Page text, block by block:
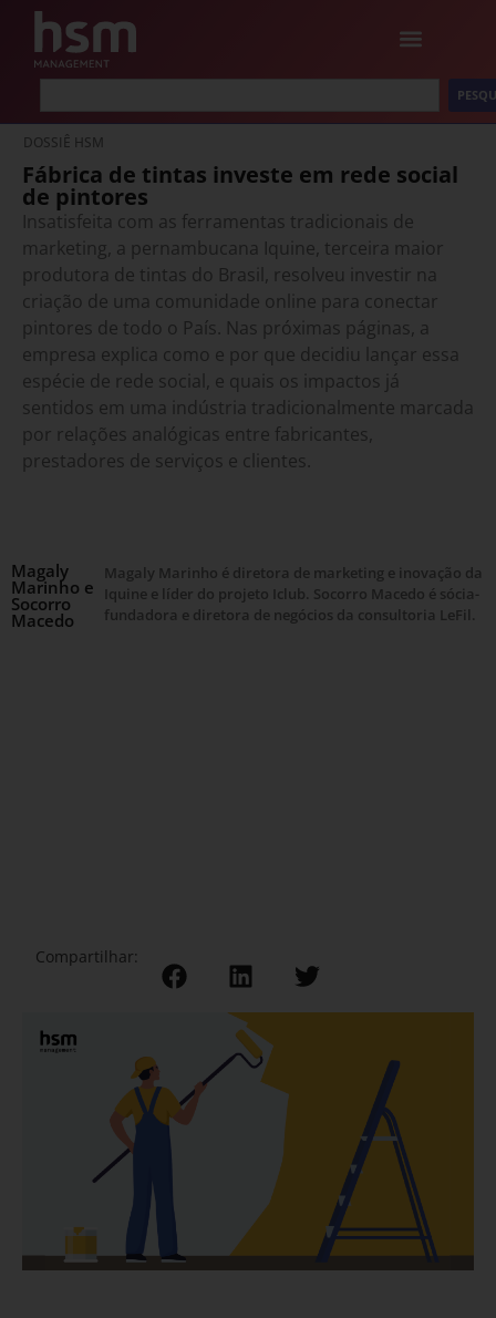
DOSSIÊ HSM
Fábrica de tintas investe em rede social
de pintores
Insatisfeita com as ferramentas tradicionais de
marketing, a pernambucana Iquine, terceira maior
produtora de tintas do Brasil, resolveu investir na
criação de uma comunidade online para conectar
pintores de todo o País. Nas próximas páginas, a
empresa explica como e por que decidiu lançar essa
espécie de rede social, e quais os impactos já
sentidos em uma indústria tradicionalmente marcada
por relações analógicas entre fabricantes,
prestadores de serviços e clientes.
Magaly
Marinho e
Socorro
Macedo
Magaly Marinho é diretora de marketing e inovação da
Iquine e líder do projeto Iclub. Socorro Macedo é sócia-
fundadora e diretora de negócios da consultoria LeFil.
Compartilhar: